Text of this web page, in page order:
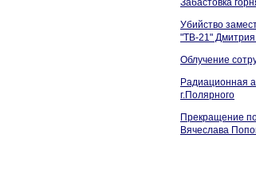
Забастовка
Убийство
"ТВ-21"
Облучение
Радиационная
г.Полярного
Прекращение
Вячеслава